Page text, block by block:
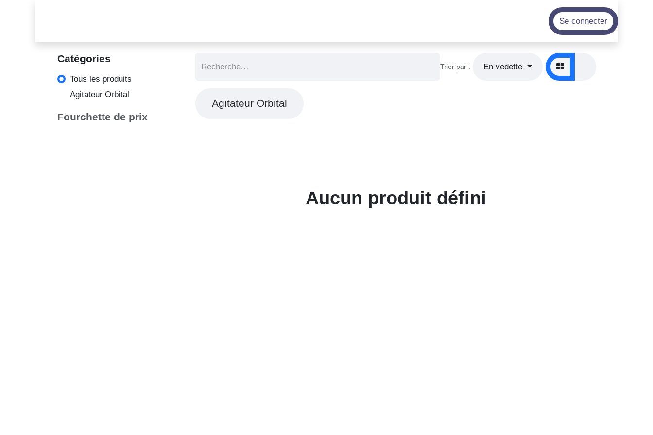
Se connecter
Catégories
Tous les produits
Agitateur Orbital
Fourchette de prix
Trier par : En vedette
Agitateur Orbital
Aucun produit défini